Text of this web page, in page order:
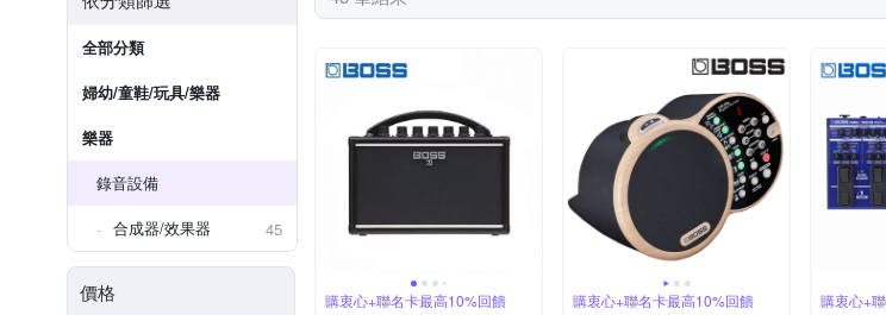
全部分類
婦幼/童鞋/玩具/樂器
樂器
錄音設備
合成器/效果器
45
價格 購衷心+聯名卡最高10%回饋 購衷心+聯名卡最高10%回饋 購衷心+